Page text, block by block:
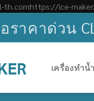
th.comhttps://ice-
ราคาด่วน
เครื่องทำน้